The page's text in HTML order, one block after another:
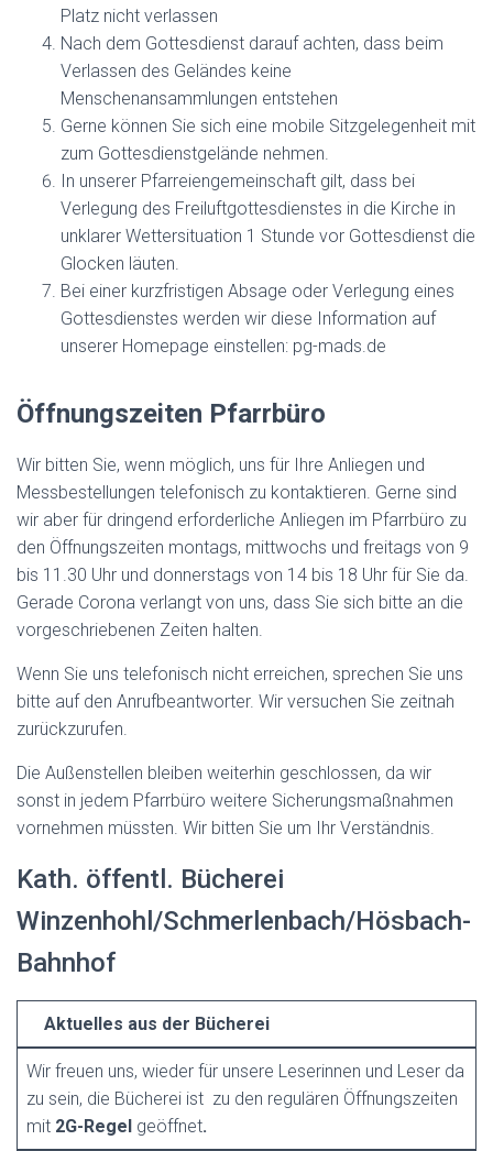
Platz nicht verlassen
Nach dem Gottesdienst darauf achten, dass beim
Verlassen des Geländes keine
Menschenansammlungen entstehen
Gerne können Sie sich eine mobile Sitzgelegenheit mit
zum Gottesdienstgelände nehmen.
In unserer Pfarreiengemeinschaft gilt, dass bei
Verlegung des Freiluftgottesdienstes in die Kirche in
unklarer Wettersituation 1 Stunde vor Gottesdienst die
Glocken läuten.
Bei einer kurzfristigen Absage oder Verlegung eines
Gottesdienstes werden wir diese Information auf
unserer Homepage einstellen: pg-mads.de
Öffnungszeiten Pfarrbüro
Wir bitten Sie, wenn möglich, uns für Ihre Anliegen und
Messbestellungen telefonisch zu kontaktieren. Gerne sind
wir aber für dringend erforderliche Anliegen im Pfarrbüro zu
den Öffnungszeiten montags, mittwochs und freitags von 9
bis 11.30 Uhr und donnerstags von 14 bis 18 Uhr für Sie da.
Gerade Corona verlangt von uns, dass Sie sich bitte an die
vorgeschriebenen Zeiten halten.
Wenn Sie uns telefonisch nicht erreichen, sprechen Sie uns
bitte auf den Anrufbeantworter. Wir versuchen Sie zeitnah
zurückzurufen.
Die Außenstellen bleiben weiterhin geschlossen, da wir
sonst in jedem Pfarrbüro weitere Sicherungsmaßnahmen
vornehmen müssten. Wir bitten Sie um Ihr Verständnis.
Kath. öffentl. Bücherei
Winzenhohl/Schmerlenbach/Hösbach-
Bahnhof
Aktuelles aus der Bücherei
Wir freuen uns, wieder für unsere Leserinnen und Leser da
zu sein, die Bücherei ist zu den regulären Öffnungszeiten
mit 2G-Regel geöffnet.